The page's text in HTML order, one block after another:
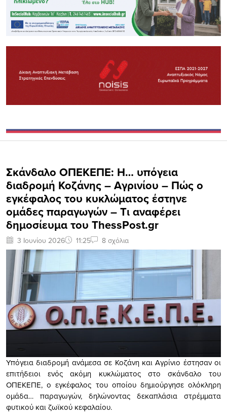
Σκάνδαλο ΟΠΕΚΕΠΕ: Η… υπόγεια
διαδρομή Κοζάνης – Αγρινίου – Πώς ο
εγκέφαλος του κυκλώματος έστηνε
ομάδες παραγωγών – Tι αναφέρει
δημοσίευμα του ThessPost.gr
3 Ιουνίου 2026 11:25 8 σχόλια
Υπόγεια διαδρομή ανάμεσα σε Κοζάνη και Αγρίνιο έστησαν οι
επιτήδειοι ενός ακόμη κυκλώματος στο σκάνδαλο του
ΟΠΕΚΕΠΕ, ο εγκέφαλος του οποίου δημιούργησε ολόκληρη
ομάδα… παραγωγών, δηλώνοντας δεκαπλάσια στρέμματα
φυτικού και ζωϊκού κεφαλαίου.